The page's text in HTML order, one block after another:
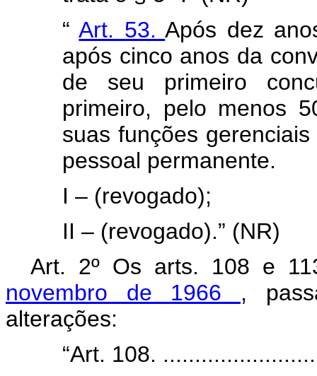
“Art. 53.Após dez
após cinco anos da
de seu primeiro
primeiro, pelo menos
suas funções
pessoal permanente.
I – (revogado);
II – (revogado).” (NR)
Art. 2º Os arts. 108 e
novembro de 1966 ,
alterações:
“Art. 108.